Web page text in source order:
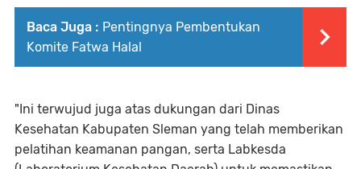
Baca Juga : Pentingnya Pembentukan
Komite Fatwa Halal
"Ini terwujud juga atas dukungan dari Dinas
Kesehatan Kabupaten Sleman yang telah memberikan
pelatihan keamanan pangan, serta Labkesda